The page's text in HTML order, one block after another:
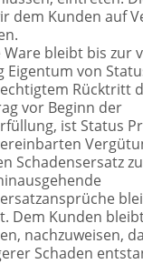
dem Kunden auf
Ware bleibt bis zur
Eigentum von
Rücktritt
vor Beginn der
ist Status
Schadensersatz
Dem Kunden
nachzuweisen,
Schaden